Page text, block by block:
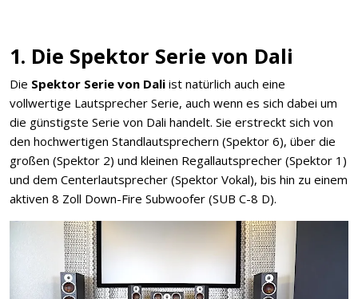
1. Die Spektor Serie von Dali
Die Spektor Serie von Dali ist natürlich auch eine
vollwertige Lautsprecher Serie, auch wenn es sich dabei um
die günstigste Serie von Dali handelt. Sie erstreckt sich von
den hochwertigen Standlautsprechern (Spektor 6), über die
großen (Spektor 2) und kleinen Regallautsprecher (Spektor 1)
und dem Centerlautsprecher (Spektor Vokal), bis hin zu einem
aktiven 8 Zoll Down-Fire Subwoofer (SUB C-8 D).